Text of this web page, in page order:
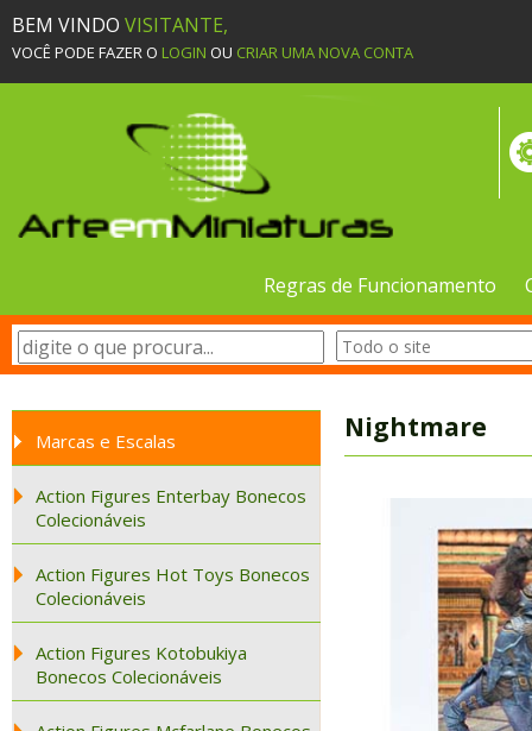
BEM VINDO VISITANTE,
VOCÊ PODE FAZER O LOGIN OU CRIAR UMA NOVA CONTA
Regras de Funcionamento
Marcas e Escalas
Action Figures Enterbay Bonecos
Colecionáveis
Action Figures Hot Toys Bonecos
Colecionáveis
Action Figures Kotobukiya
Bonecos Colecionáveis
Nightmare